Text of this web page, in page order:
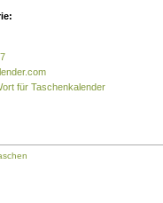
für Taschenkalender